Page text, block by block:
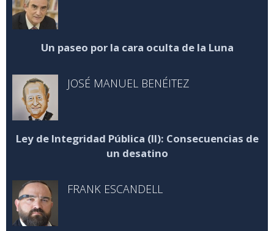
Un paseo por la cara oculta de la Luna
JOSÉ MANUEL BENÉITEZ
Ley de Integridad Pública (II): Consecuencias de
un desatino
FRANK ESCANDELL